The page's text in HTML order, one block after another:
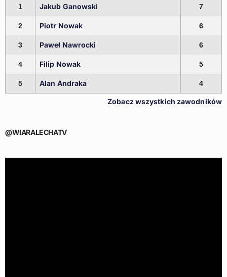
1 Jakub Ganowski 7
2 Piotr Nowak 6
3 Paweł Nawrocki 6
4 Filip Nowak 5
5 Alan Andraka 4
Zobacz wszystkich zawodników
@WIARALECHATV